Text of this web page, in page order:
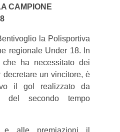
CAMPIONE
la Polisportiva
regionale Under 18. In
ha necessitato dei
un vincitore, è
il gol realizzato da
del secondo tempo
e alle premiazioni il